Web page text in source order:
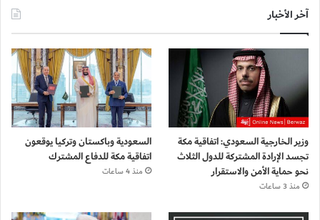
آخر الأخبار
وزير الخارجية السعودي: اتفاقية مكة
تجسد الإرادة المشتركة للدول الثلاث
نحو حماية الأمن والاستقرار
منذ 3 ساعات
السعودية وباكستان وتركيا يوقعون
اتفاقية مكة للدفاع المشترك
منذ 4 ساعات